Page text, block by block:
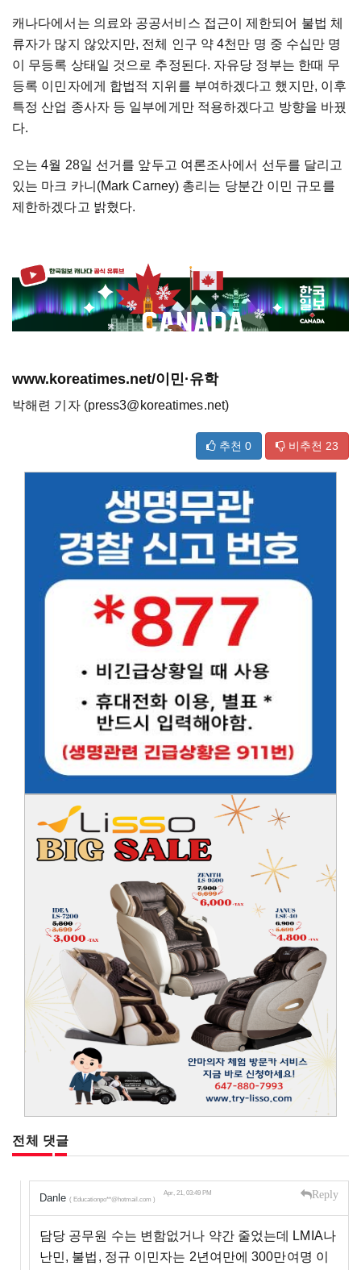
캐나다에서는 의료와 공공서비스 접근이 제한되어 불법 체
류자가 많지 않았지만, 전체 인구 약 4천만 명 중 수십만 명
이 무등록 상태일 것으로 추정된다. 자유당 정부는 한때 무
등록 이민자에게 합법적 지위를 부여하겠다고 했지만, 이후
특정 산업 종사자 등 일부에게만 적용하겠다고 방향을 바꿨
다.
오는 4월 28일 선거를 앞두고 여론조사에서 선두를 달리고
있는 마크 카니(Mark Carney) 총리는 당분간 이민 규모를
제한하겠다고 밝혔다.
www.koreatimes.net/이민·유학
박해련 기자 (press3@koreatimes.net)
추천 0 비추천 23
전체 댓글
Danle ( Educationpo**@hotmail.com )
Apr, 21, 03:49 PM Reply
담당 공무원 수는 변함없거나 약간 줄었는데 LMIA나
난민, 불법, 정규 이민자는 2년여만에 300만여명 이